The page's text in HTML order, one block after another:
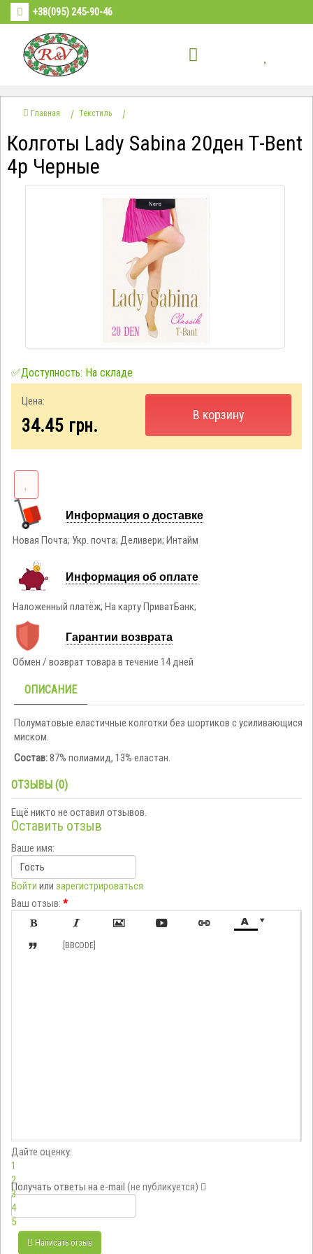
+38(095) 245-90-46
Главная Текстиль
Колготы Lady Sabina 20ден Т-Bent
4р Черные
✅Доступность: На складе
Цена:
34.45 грн.
В корзину
Информация о доставке
Новая Почта; Укр. почта; Деливери; Интайм
Информация об оплате
Наложенный платёж; На карту ПриватБанк;
Гарантии возврата
Обмен / возврат товара в течение 14 дней
ОПИСАНИЕ
Полуматовые еластичные колготки без шортиков с усиливающися
миском.
Состав:87% полиамид, 13% еластан.
ОТЗЫВЫ (0)
Ещё никто не оставил отзывов.
Оставить отзыв
Ваше имя:
Войти или зарегистрироваться
Ваш отзыв: *

     
 [BBCODE]
Дайте оценку:
1
2
3
4
5
Получать ответы на e-mail (не публикуется)
Написать отзыв